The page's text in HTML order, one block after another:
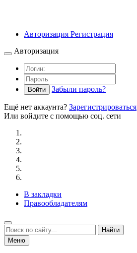
Авторизация Регистрация
Авторизация
Войти Забыли пароль?
Ещё нет аккаунта? Зарегистрироваться
Или войдите с помощью соц. сети
В закладки
Правообладателям
Найти
Меню